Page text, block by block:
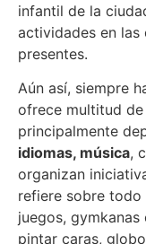
infantil de la
actividades en las
presentes.
Aún así, siempre
ofrece multitud de
principalmente
idiomas, música,
organizan
refiere sobre todo
juegos,
pintar caras,